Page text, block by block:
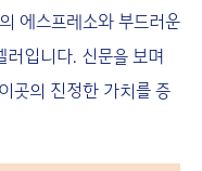
에스프레소와 부드러운
입니다. 신문을 보며
곳의 진정한 가치를 증